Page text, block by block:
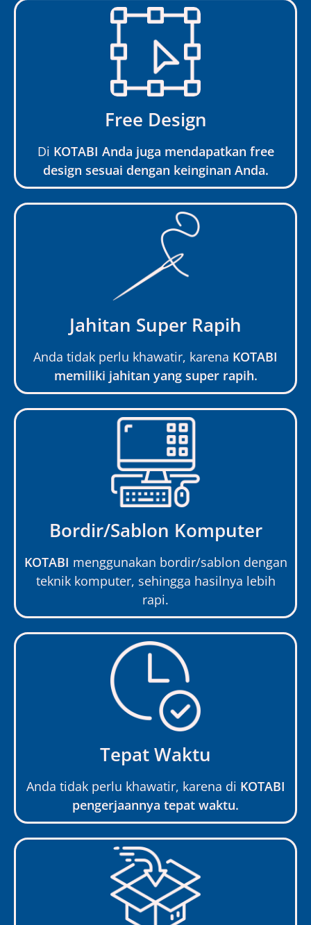
Free Design
Di KOTABI Anda juga mendapatkan free
design sesuai dengan keinginan Anda.
Jahitan Super Rapih
Anda tidak perlu khawatir, karena KOTABI
memiliki jahitan yang super rapih.
Bordir/Sablon Komputer
KOTABI menggunakan bordir/sablon dengan
teknik komputer, sehingga hasilnya lebih
rapi.
Tepat Waktu
Anda tidak perlu khawatir, karena di KOTABI
pengerjaannya tepat waktu.